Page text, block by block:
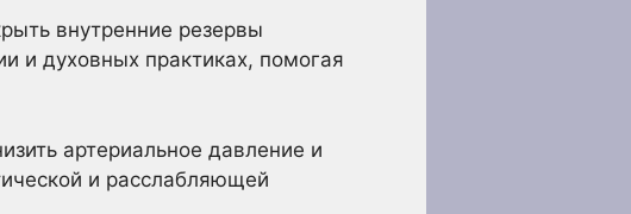
внутренние резервы
и духовных практиках, помогая
артериальное давление и
и расслабляющей